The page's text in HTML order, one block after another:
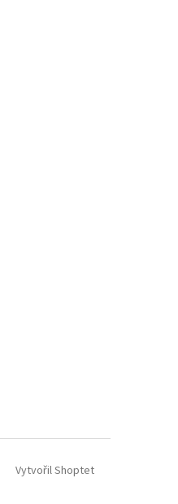
Vytvořil Shoptet